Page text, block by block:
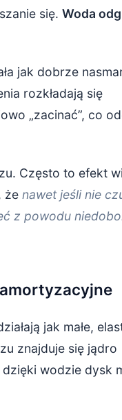
się. Woda
jak dobrze
rozkładają się
„zacinać”, co
Często to efekt
że nawet jeśli nie
z powodu
jak małe,
znajduje się jądro
dzięki wodzie dysk